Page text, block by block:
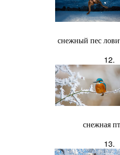
снежный пес
12.
снежная
13.